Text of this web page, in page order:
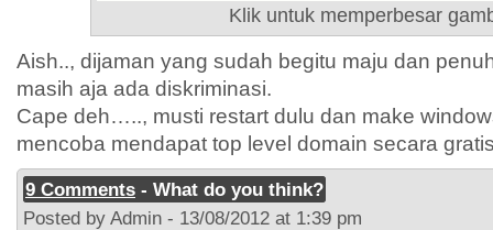
Klik untuk memperbesar
Aish.., dijaman yang sudah begitu maju dan
masih aja ada diskriminasi.
Cape deh….., musti restart dulu dan make
mencoba mendapat top level domain secara
9 Comments - What do you think?
Posted by Admin - 13/08/2012 at 1:39 pm